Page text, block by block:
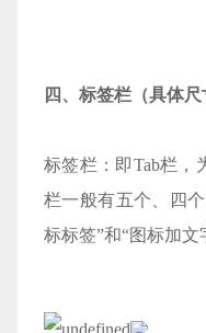
四、标签栏（具体尺
标签栏：即Tab栏，
栏一般有五个、四
标标签”和“图标加文